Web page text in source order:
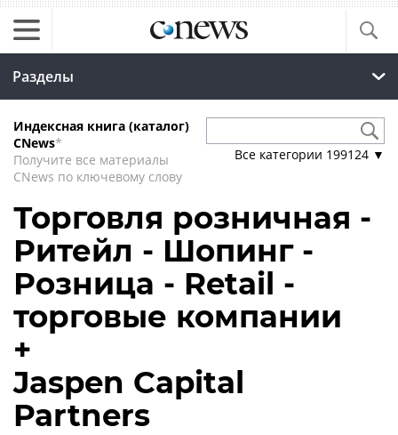
Разделы
Индексная книга (каталог)
CNews*
Получите все материалы
CNews по ключевому слову
Все категории 199124 ▼
Торговля розничная -
Ритейл - Шопинг -
Розница - Retail -
торговые компании
+
Jaspen Capital
Partners